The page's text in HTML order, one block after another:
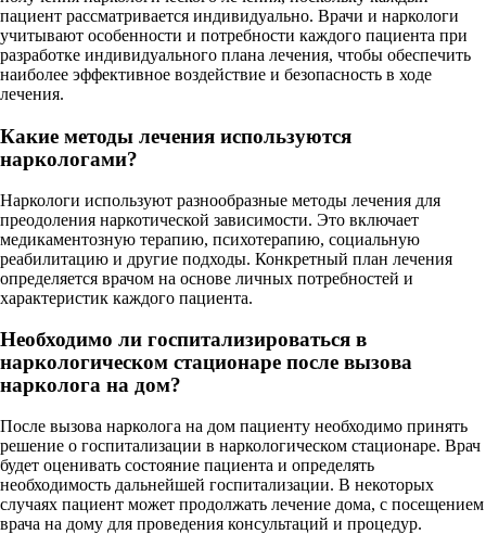
пациент рассматривается индивидуально. Врачи и наркологи
учитывают особенности и потребности каждого пациента при
разработке индивидуального плана лечения, чтобы обеспечить
наиболее эффективное воздействие и безопасность в ходе
лечения.
Какие методы лечения используются
наркологами?
Наркологи используют разнообразные методы лечения для
преодоления наркотической зависимости. Это включает
медикаментозную терапию, психотерапию, социальную
реабилитацию и другие подходы. Конкретный план лечения
определяется врачом на основе личных потребностей и
характеристик каждого пациента.
Необходимо ли госпитализироваться в
наркологическом стационаре после вызова
нарколога на дом?
После вызова нарколога на дом пациенту необходимо принять
решение о госпитализации в наркологическом стационаре. Врач
будет оценивать состояние пациента и определять
необходимость дальнейшей госпитализации. В некоторых
случаях пациент может продолжать лечение дома, с посещением
врача на дому для проведения консультаций и процедур.